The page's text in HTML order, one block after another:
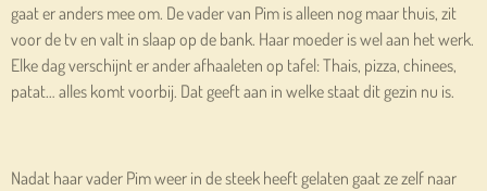
gaat er anders mee om. De vader van Pim is alleen nog maar thuis, zit
voor de tv en valt in slaap op de bank. Haar moeder is wel aan het werk.
Elke dag verschijnt er ander afhaaleten op tafel: Thais, pizza, chinees,
patat… alles komt voorbij. Dat geeft aan in welke staat dit gezin nu is.
Nadat haar vader Pim weer in de steek heeft gelaten gaat ze zelf naar